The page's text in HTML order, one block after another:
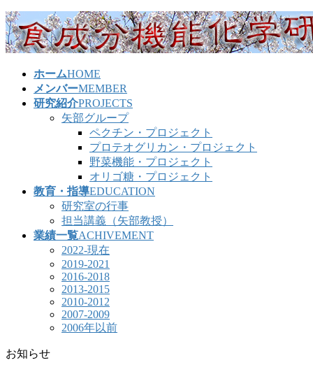
コ
ン
テ
ナ
ビ
ゲ
ホームHOME
メンバーMEMBER
研究紹介PROJECTS
矢部グループ
ペクチン・プロジェクト
プロテオグリカン・プロジェクト
野菜機能・プロジェクト
オリゴ糖・プロジェクト
教育・指導EDUCATION
研究室の行事
担当講義（矢部教授）
業績一覧ACHIVEMENT
2022-現在
2019-2021
2016-2018
2013-2015
2010-2012
2007-2009
2006年以前
お知らせ